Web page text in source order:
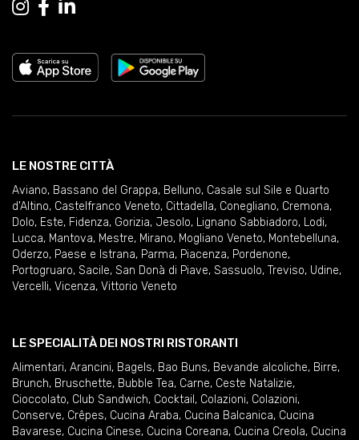
LE NOSTRE CITTÀ
Aviano, Bassano del Grappa, Belluno, Casale sul Sile e Quarto
d'Altino, Castelfranco Veneto, Cittadella, Conegliano, Cremona,
Dolo, Este, Fidenza, Gorizia, Jesolo, Lignano Sabbiadoro, Lodi,
Lucca, Mantova, Mestre, Mirano, Mogliano Veneto, Montebelluna,
Oderzo, Paese e Istrana, Parma, Piacenza, Pordenone,
Portogruaro, Sacile, San Donà di Piave, Sassuolo, Treviso, Udine,
Vercelli, Vicenza, Vittorio Veneto
LE SPECIALITÀ DEI NOSTRI RISTORANTI
Alimentari, Arancini, Bagels, Bao Buns, Bevande alcoliche, Birre,
Brunch, Bruschette, Bubble Tea, Carne, Ceste Natalizie,
Cioccolato, Club Sandwich, Cocktail , Colazioni, Colazioni,
Conserve, Crêpes, Cucina Araba, Cucina Balcanica, Cucina
Bavarese, Cucina Cinese, Cucina Coreana, Cucina Creola, Cucina